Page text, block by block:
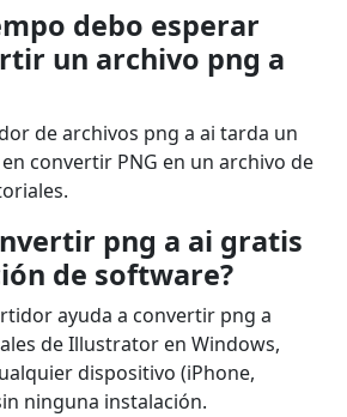
debo esperar
un archivo png a
de archivos png a ai tarda un
convertir PNG en un archivo de
png a ai gratis
de software?
ayuda a convertir png a
de Illustrator en Windows,
dispositivo (iPhone,
ninguna instalación.